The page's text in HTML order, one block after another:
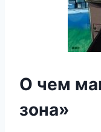
О чем
зона»